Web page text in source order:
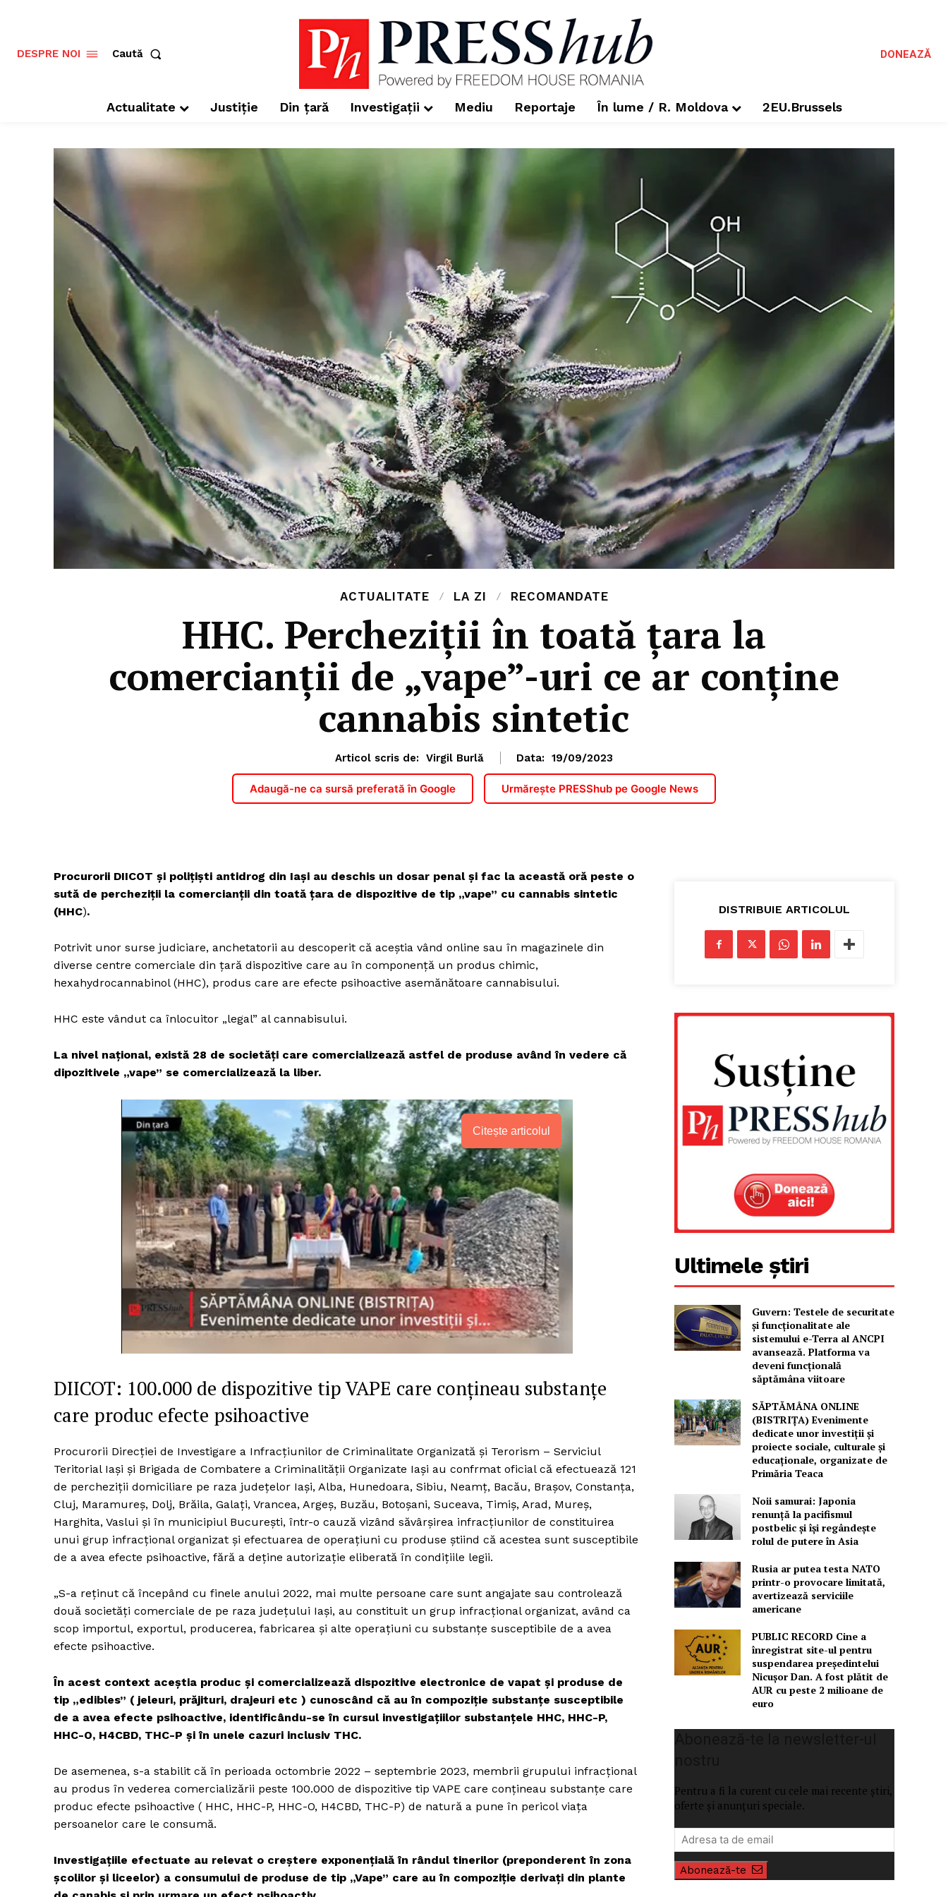
ROMÂNIA
PRESShub
Despre noi / Echipa
Proiecte editoriale
Rețea
Contact
DESPRE NOI Caută DONEAZĂ
Actualitate Justiție Din țară Investigații Mediu Reportaje În lume / R. Moldova 2EU.Brussels
ACTUALITATE LA ZI RECOMANDATE
HHC. Percheziții în toată țara la
comercianții de „vape”-uri ce ar conține
cannabis sintetic
Articol scris de: Virgil Burlă Data: 19/09/2023
Adaugă-ne ca sursă preferată în Google Urmărește PRESShub pe Google News
Procurorii DIICOT și polițiști antidrog din Iași au deschis un dosar penal și fac la această oră peste o
sută de percheziții la comercianții din toată țara de dispozitive de tip „vape” cu cannabis sintetic
(HHC).
Potrivit unor surse judiciare, anchetatorii au descoperit că aceștia vând online sau în magazinele din
diverse centre comerciale din țară dispozitive care au în componență un produs chimic,
hexahydrocannabinol (HHC), produs care are efecte psihoactive asemănătoare cannabisului.
HHC este vândut ca înlocuitor „legal” al cannabisului.
La nivel național, există 28 de societăți care comercializează astfel de produse având în vedere că
dipozitivele „vape” se comercializează la liber.
Citește articolul
DIICOT: 100.000 de dispozitive tip VAPE care conțineau substanțe
care produc efecte psihoactive
Procurorii Direcției de Investigare a Infracțiunilor de Criminalitate Organizată și Terorism – Serviciul
Teritorial Iași și Brigada de Combatere a Criminalității Organizate Iași au confrmat oficial că efectuează 121
de percheziții domiciliare pe raza județelor Iași, Alba, Hunedoara, Sibiu, Neamț, Bacău, Brașov, Constanța,
Cluj, Maramureș, Dolj, Brăila, Galați, Vrancea, Argeș, Buzău, Botoșani, Suceava, Timiș, Arad, Mureș,
Harghita, Vaslui și în municipiul București, într-o cauză vizând săvârșirea infracțiunilor de constituirea
unui grup infracţional organizat și efectuarea de operaţiuni cu produse ştiind că acestea sunt susceptibile
de a avea efecte psihoactive, fără a deţine autorizaţie eliberată în condiţiile legii.
„S-a reținut că începând cu finele anului 2022, mai multe persoane care sunt angajate sau controlează
două societăți comerciale de pe raza județului Iași, au constituit un grup infracţional organizat, având ca
scop importul, exportul, producerea, fabricarea şi alte operaţiuni cu substanţe susceptibile de a avea
efecte psihoactive.
În acest context aceştia produc și comercializează dispozitive electronice de vapat şi produse de
tip „edibles” ( jeleuri, prăjituri, drajeuri etc ) cunoscând că au în compoziție substanţe susceptibile
de a avea efecte psihoactive, identificându-se în cursul investigațiilor substanțele HHC, HHC-P,
HHC-O, H4CBD, THC-P și în unele cazuri inclusiv THC.
De asemenea, s-a stabilit că în perioada octombrie 2022 – septembrie 2023, membrii grupului infracțional
au produs în vederea comercializării peste 100.000 de dispozitive tip VAPE care conțineau substanțe care
produc efecte psihoactive ( HHC, HHC-P, HHC-O, H4CBD, THC-P) de natură a pune în pericol viața
persoanelor care le consumă.
Investigațiile efectuate au relevat o creştere exponenţială în rândul tinerilor (preponderent în zona
şcolilor şi liceelor) a consumului de produse de tip „Vape” care au în compoziţie derivaţi din plante
DISTRIBUIE ARTICOLUL
Ultimele știri
Guvern: Testele de securitate
și funcționalitate ale
sistemului e-Terra al ANCPI
avansează. Platforma va
deveni funcțională
săptămâna viitoare
SĂPTĂMÂNA ONLINE
(BISTRIȚA) Evenimente
dedicate unor investiții și
proiecte sociale, culturale și
educaționale, organizate de
Primăria Teaca
Noii samurai: Japonia
renunță la pacifismul
postbelic și își regândește
rolul de putere în Asia
Rusia ar putea testa NATO
printr-o provocare limitată,
avertizează serviciile
americane
PUBLIC RECORD Cine a
înregistrat site-ul pentru
suspendarea președintelui
Nicușor Dan. A fost plătit de
AUR cu peste 2 milioane de
euro
Pentru a fi la curent cu cele mai recente știri,
oferte și anunțuri speciale.
Abonează-te